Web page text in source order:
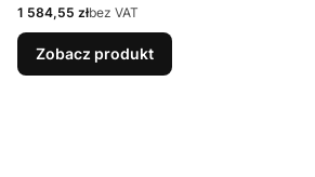
Cena
1 584,55 złbez VAT
Zobacz produkt